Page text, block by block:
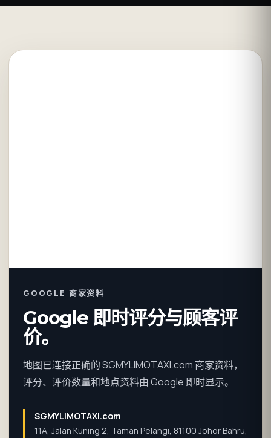
GOOGLE 商家资料
Google 即时评分与顾客评
价。
地图已连接正确的 SGMYLIMOTAXI.com 商家资料，
评分、评价数量和地点资料由 Google 即时显示。
SGMYLIMOTAXI.com
11A, Jalan Kuning 2, Taman Pelangi, 81100 Johor Bahru,